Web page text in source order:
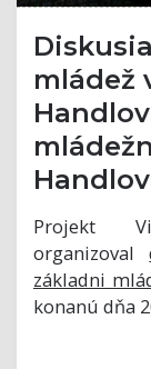
mládež
Projekt
organizoval
základni
konanú dňa